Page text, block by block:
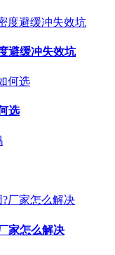
避缓冲失效坑
选
家怎么解决